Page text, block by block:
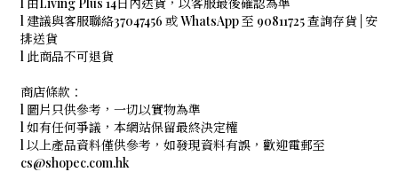
l 建議與客服聯絡37047456 或 WhatsApp 至 90811725 查詢存貨 | 安
排送貨
l 此商品不可退貨
商店條款：
l 圖片只供參考，一切以實物為準
l 如有任何爭議，本網站保留最終決定權
l 以上產品資料僅供參考，如發現資料有誤，歡迎電郵至
cs@shopec.com.hk